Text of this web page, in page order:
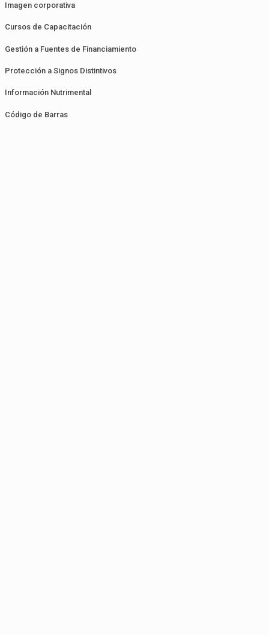
Imagen corporativa
Cursos de Capacitación
Gestión a Fuentes de Financiamiento
Protección a Signos Distintivos
Información Nutrimental
Código de Barras